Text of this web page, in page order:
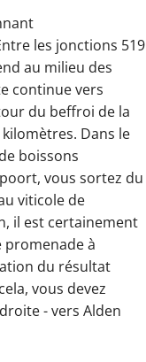
les jonctions 519
au milieu des
continue vers
du beffroi de la
Dans le
boissons
vous sortez du
viticole de
il est certainement
promenade à
du résultat
vous devez
- vers Alden